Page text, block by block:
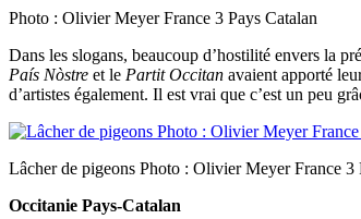
Photo : Olivier Meyer France 3 Pays Catalan
Dans les slogans, beaucoup d’hostilité envers la
País Nòstre et le Partit Occitan avaient apporté
d’artistes également. Il est vrai que c’est un peu
Lâcher de pigeons Photo : Olivier Meyer France 3
Occitanie Pays-Catalan